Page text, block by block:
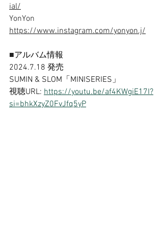
ial/
YonYon
https://www.instagram.com/yonyon.j/
■アルバム情報
2024.7.18 発売
SUMIN & SLOM「MINISERIES」
視聴URL: https://youtu.be/af4KWgiE17I?
si=bhkXzyZ0FvJfq5yP